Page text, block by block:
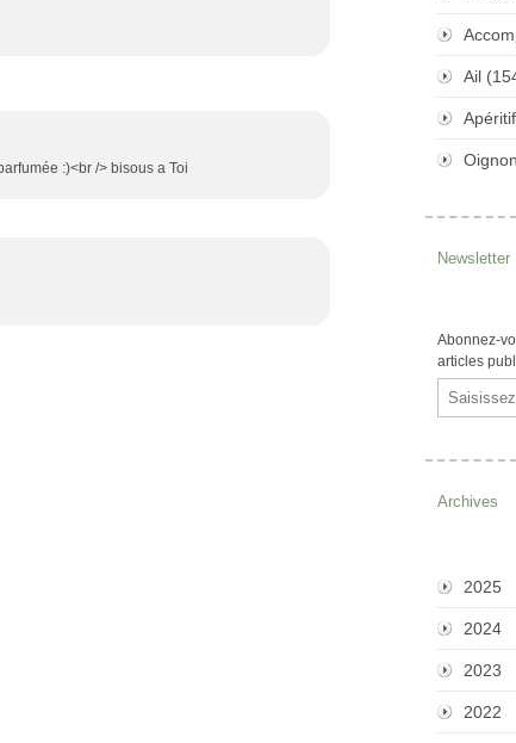
:)<br /> bisous a Toi
Ail
Newsletter
Abonnez-
articles
Email
Archives
2025
2024
2023
2022